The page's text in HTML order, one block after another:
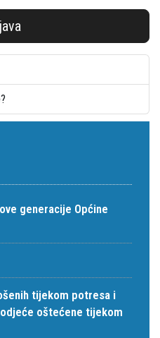
generacije Općine
tijekom potresa i
oštećene tijekom